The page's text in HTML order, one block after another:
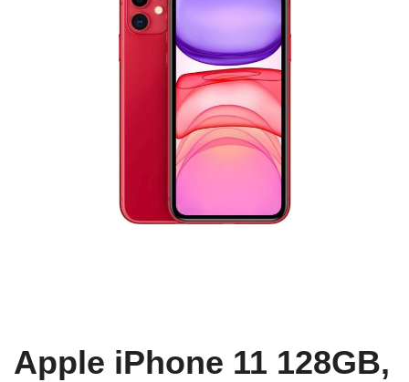
Apple iPhone 11 128GB,